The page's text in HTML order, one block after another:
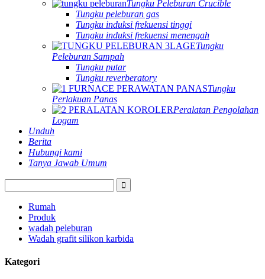
Tungku Peleburan Crucible
Tungku peleburan gas
Tungku induksi frekuensi tinggi
Tungku induksi frekuensi menengah
Tungku
Peleburan Sampah
Tungku putar
Tungku reverberatory
Tungku
Perlakuan Panas
Peralatan Pengolahan
Logam
Unduh
Berita
Hubungi kami
Tanya Jawab Umum
Rumah
Produk
wadah peleburan
Wadah grafit silikon karbida
Kategori